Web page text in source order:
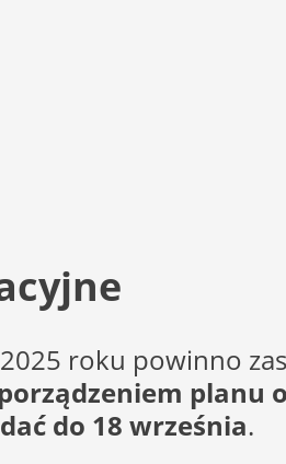
roku powinno
planu
do 18 września.